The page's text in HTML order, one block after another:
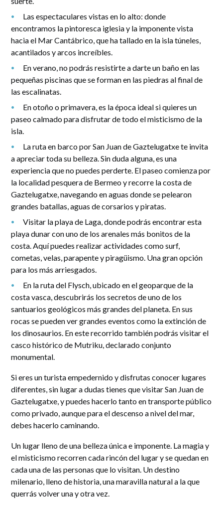
Las espectaculares vistas en lo alto: donde
encontramos la pintoresca iglesia y la imponente vista
hacia el Mar Cantábrico, que ha tallado en la isla túneles,
acantilados y arcos increíbles.
En verano, no podrás resistirte a darte un baño en las
pequeñas piscinas que se forman en las piedras al final de
las escalinatas.
En otoño o primavera, es la época ideal si quieres un
paseo calmado para disfrutar de todo el misticismo de la
isla.
La ruta en barco por San Juan de Gaztelugatxe te invita
a apreciar toda su belleza. Sin duda alguna, es una
experiencia que no puedes perderte. El paseo comienza por
la localidad pesquera de Bermeo y recorre la costa de
Gaztelugatxe, navegando en aguas donde se pelearon
grandes batallas, aguas de corsarios y piratas.
Visitar la playa de Laga, donde podrás encontrar esta
playa dunar con uno de los arenales más bonitos de la
costa. Aquí puedes realizar actividades como surf,
cometas, velas, parapente y piragüismo. Una gran opción
para los más arriesgados.
En la ruta del Flysch, ubicado en el geoparque de la
costa vasca, descubrirás los secretos de uno de los
santuarios geológicos más grandes del planeta. En sus
rocas se pueden ver grandes eventos como la extinción de
los dinosaurios. En este recorrido también podrás visitar el
casco histórico de Mutriku, declarado conjunto
monumental.
Si eres un turista empedernido y disfrutas conocer lugares
diferentes, sin lugar a dudas tienes que visitar San Juan de
Gaztelugatxe, y puedes hacerlo tanto en transporte público
como privado, aunque para el descenso a nivel del mar,
debes hacerlo caminando.
Un lugar lleno de una belleza única e imponente. La magia y
el misticismo recorren cada rincón del lugar y se quedan en
cada una de las personas que lo visitan. Un destino
milenario, lleno de historia, una maravilla natural a la que
querrás volver una y otra vez.